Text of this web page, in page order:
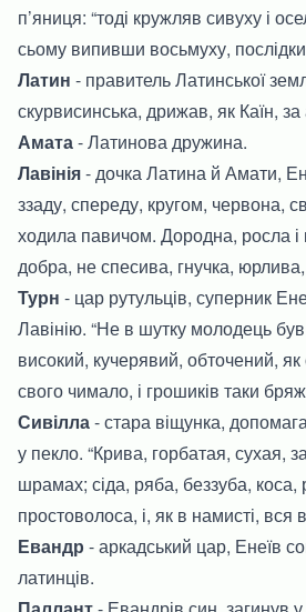
п’яниця: “тоді кружляв сивуху і
сьому випивши восьмуху,
Латин - правитель Латинської
скурвисинська, дрижав, як Каїн, за
Амата- Латинова дружина.
Лавінія- дочка Латина й Амати,
ззаду, спереду, кругом, червона,
ходила павичом. Дородна, росла і
добра, не спесива, гнучка,
Турн - цар рутульців, суперник
Лавінію. “Не в шутку молодець
високий, кучерявий, обточений, як
свого чимало, і грошиків таки
Сивілла- стара віщунка,
у пекло. “Крива, горбатая, сухая,
шрамах; сіда, ряба, беззуба, коса,
простоволоса, і, як в намисті, вся
Евандр - аркадський цар, Енеїв
латинців.